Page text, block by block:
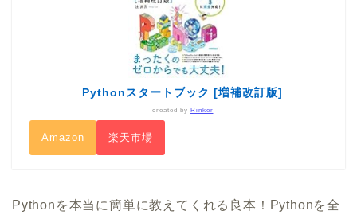
Pythonスタートブック [増補改訂版]
created by Rinker
Amazon 楽天市場
Pythonを本当に簡単に教えてくれる良本！Pythonを全